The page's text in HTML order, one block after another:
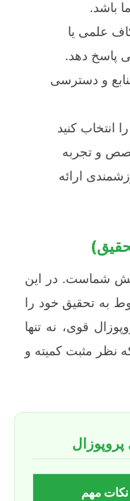
باشد.
علمی یا
پاسخ دهد.
و دسترسی
انتخاب کنید
و تجربه
ارائه
شماست. در این
به تحقیق خود را
قوی، نه تنها
نظر مثبت کمیته و
مهم